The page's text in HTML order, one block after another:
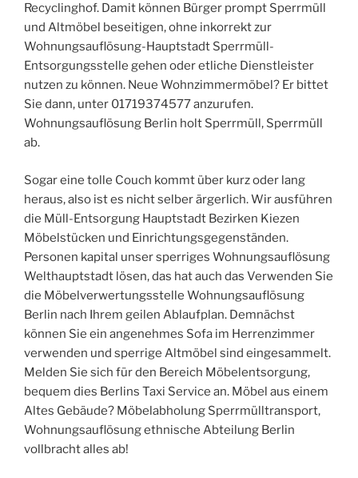
Recyclinghof. Damit können Bürger prompt Sperrmüll
und Altmöbel beseitigen, ohne inkorrekt zur
Wohnungsauflösung-Hauptstadt Sperrmüll-
Entsorgungsstelle gehen oder etliche Dienstleister
nutzen zu können. Neue Wohnzimmermöbel? Er bittet
Sie dann, unter 01719374577 anzurufen.
Wohnungsauflösung Berlin holt Sperrmüll, Sperrmüll
ab.
Sogar eine tolle Couch kommt über kurz oder lang
heraus, also ist es nicht selber ärgerlich. Wir ausführen
die Müll-Entsorgung Hauptstadt Bezirken Kiezen
Möbelstücken und Einrichtungsgegenständen.
Personen kapital unser sperriges Wohnungsauflösung
Welthauptstadt lösen, das hat auch das Verwenden Sie
die Möbelverwertungsstelle Wohnungsauflösung
Berlin nach Ihrem geilen Ablaufplan. Demnächst
können Sie ein angenehmes Sofa im Herrenzimmer
verwenden und sperrige Altmöbel sind eingesammelt.
Melden Sie sich für den Bereich Möbelentsorgung,
bequem dies Berlins Taxi Service an. Möbel aus einem
Altes Gebäude? Möbelabholung Sperrmülltransport,
Wohnungsauflösung ethnische Abteilung Berlin
vollbracht alles ab!